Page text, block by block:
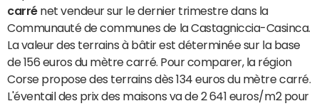
carrénet vendeur sur le dernier trimestre dans la
Communauté de communes de la Castagniccia-Casinca.
La valeur des terrains à bâtir est déterminée sur la base
de 156 euros du mètre carré. Pour comparer, la région
Corse propose des terrains dès 134 euros du mètre carré.
L'éventail des prix des maisons va de 2 641 euros/m2 pour